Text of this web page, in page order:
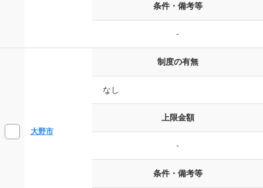
条件・備考等
-
大野市
制度の有無
なし
上限金額
-
条件・備考等